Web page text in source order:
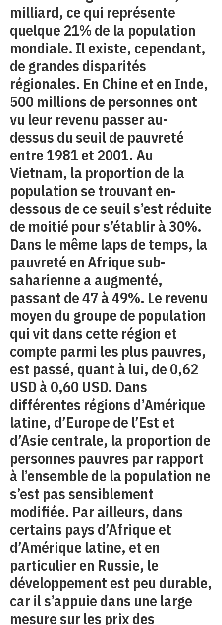
milliard, ce qui représente
quelque 21% de la population
mondiale. Il existe, cependant,
de grandes disparités
régionales. En Chine et en Inde,
500 millions de personnes ont
vu leur revenu passer au-
dessus du seuil de pauvreté
entre 1981 et 2001. Au
Vietnam, la proportion de la
population se trouvant en-
dessous de ce seuil s’est réduite
de moitié pour s’établir à 30%.
Dans le même laps de temps, la
pauvreté en Afrique sub-
saharienne a augmenté,
passant de 47 à 49%. Le revenu
moyen du groupe de population
qui vit dans cette région et
compte parmi les plus pauvres,
est passé, quant à lui, de 0,62
USD à 0,60 USD. Dans
différentes régions d’Amérique
latine, d’Europe de l’Est et
d’Asie centrale, la proportion de
personnes pauvres par rapport
à l’ensemble de la population ne
s’est pas sensiblement
modifiée. Par ailleurs, dans
certains pays d’Afrique et
d’Amérique latine, et en
particulier en Russie, le
développement est peu durable,
car il s’appuie dans une large
mesure sur les prix des